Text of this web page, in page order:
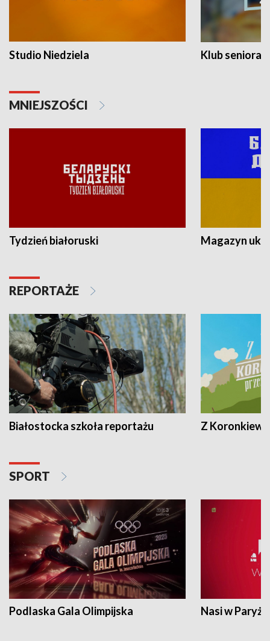
Studio Niedziela Klub seniora
MNIEJSZOŚCI
Tydzień białoruski Magazyn
REPORTAŻE
Białostocka szkoła reportażu Z
SPORT
Podlaska Gala Olimpijska Nasi w Paryżu